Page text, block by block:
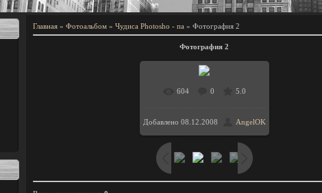
Главная » Фотоальбом » Чудиса Photosho - па » Фотография 2
Фотография 2
В реальном размере
551x366/ 109.4Kb
604 0 5.0
Добавлено 08.12.2008 AngelOK